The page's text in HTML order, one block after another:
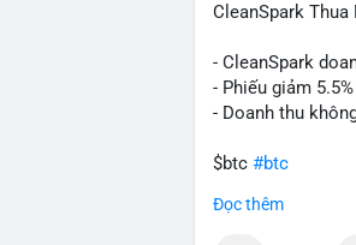
CleanSpark Thua
- CleanSpark
- Phiếu giảm
- Doanh thu
$btc #btc
#vlikevn
Đọc thêm